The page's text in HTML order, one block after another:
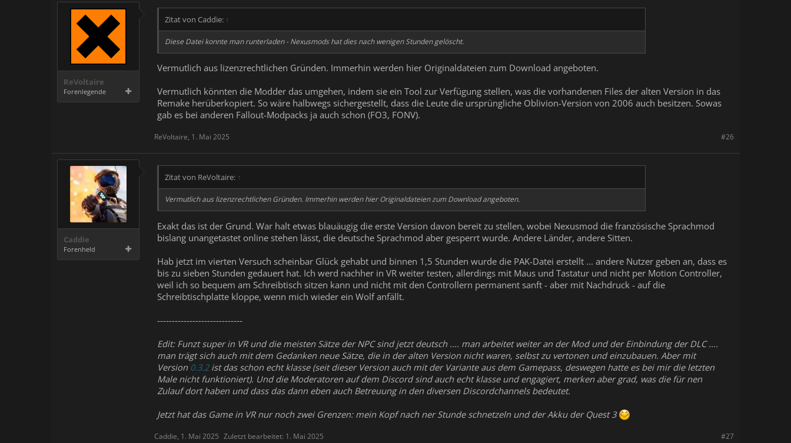
ReVoltaire
Forenlegende
Zitat von Caddie: ↑
Diese Datei konnte man runterladen - Nexusmods hat dies nach wenigen Stunden gelöscht.
Vermutlich aus lizenzrechtlichen Gründen. Immerhin werden hier Originaldateien zum Download angeboten.
Vermutlich könnten die Modder das umgehen, indem sie ein Tool zur Verfügung stellen, was die vorhandenen Files der alten Version in das
Remake herüberkopiert. So wäre halbwegs sichergestellt, dass die Leute die ursprüngliche Oblivion-Version von 2006 auch besitzen. Sowas
gab es bei anderen Fallout-Modpacks ja auch schon (FO3, FONV).
#26
ReVoltaire, 1. Mai 2025
Caddie
Forenheld
Zitat von ReVoltaire: ↑
Vermutlich aus lizenzrechtlichen Gründen. Immerhin werden hier Originaldateien zum Download angeboten.
Exakt das ist der Grund. War halt etwas blauäugig die erste Version davon bereit zu stellen, wobei Nexusmod die französische Sprachmod
bislang unangetastet online stehen lässt, die deutsche Sprachmod aber gesperrt wurde. Andere Länder, andere Sitten.
Hab jetzt im vierten Versuch scheinbar Glück gehabt und binnen 1,5 Stunden wurde die PAK-Datei erstellt ... andere Nutzer geben an, dass es
bis zu sieben Stunden gedauert hat. Ich werd nachher in VR weiter testen, allerdings mit Maus und Tastatur und nicht per Motion Controller,
weil ich so bequem am Schreibtisch sitzen kann und nicht mit den Controllern permanent sanft - aber mit Nachdruck - auf die
Schreibtischplatte kloppe, wenn mich wieder ein Wolf anfällt.
-----------------------------
Edit: Funzt super in VR und die meisten Sätze der NPC sind jetzt deutsch .... man arbeitet weiter an der Mod und der Einbindung der DLC ....
man trägt sich auch mit dem Gedanken neue Sätze, die in der alten Version nicht waren, selbst zu vertonen und einzubauen. Aber mit
Version 0.3.2ist das schon echt klasse (seit dieser Version auch mit der Variante aus dem Gamepass, deswegen hatte es bei mir die letzten
Male nicht funktioniert). Und die Moderatoren auf dem Discord sind auch echt klasse und engagiert, merken aber grad, was die für nen
Zulauf dort haben und dass das dann eben auch Betreuung in den diversen Discordchannels bedeutet.
Jetzt hat das Game in VR nur noch zwei Grenzen: mein Kopf nach ner Stunde schnetzeln und der Akku der Quest 3
#27
Caddie, 1. Mai 2025 Zuletzt bearbeitet: 1. Mai 2025